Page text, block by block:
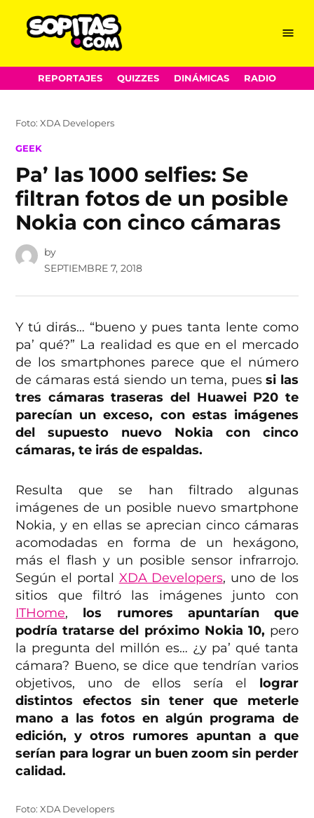
Skip
to
Menu
REPORTAJES QUIZZES DINÁMICAS RADIO
Foto: XDA Developers
POSTED
GEEK
Pa’ las 1000 selfies: Se
filtran fotos de un posible
Nokia con cinco cámaras
by
SEPTIEMBRE 7, 2018
Y tú dirás… “bueno y pues tanta lente como
pa’ qué?” La realidad es que en el mercado
de los smartphones parece que el número
de cámaras está siendo un tema, puessi las
tres cámaras traseras del Huawei P20 te
parecían un exceso, con estas imágenes
del supuesto nuevo Nokia con cinco
cámaras, te irás de espaldas.
Resulta que se han filtrado algunas
imágenes de un posible nuevo smartphone
Nokia, y en ellas se aprecian cinco cámaras
acomodadas en forma de un hexágono,
más el flash y un posible sensor infrarrojo.
Según el portal XDA Developers, uno de los
sitios que filtró las imágenes junto con
ITHome, los rumores apuntarían que
podría tratarse del próximo Nokia 10, pero
la pregunta del millón es… ¿y pa’ qué tanta
cámara? Bueno, se dice que tendrían varios
objetivos, uno de ellos sería el lograr
distintos efectos sin tener que meterle
mano a las fotos en algún programa de
edición, y otros rumores apuntan a que
serían para lograr un buen zoom sin perder
calidad.
Foto: XDA Developers